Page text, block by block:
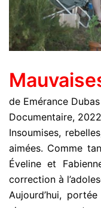
de Emérance Dubas
Documentaire,
Insoumises,
aimées. Comme
Éveline et
correction à
Aujourd’hui,